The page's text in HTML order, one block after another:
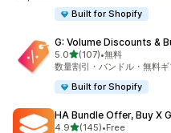
Built for Shopify
G: Volume Discounts &
5.05つ星中
(107)
合計レビュー数：107件
•無料
数量割引・バンドル・無料
Built for Shopify
HA Bundle Offer, Buy X
4.95つ星中
(145)•Free